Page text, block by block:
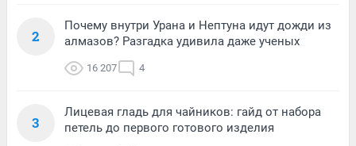
2
Почему внутри Урана и Нептуна идут дожди из
алмазов? Разгадка удивила даже ученых
16 207 4
3
Лицевая гладь для чайников: гайд от набора
петель до первого готового изделия